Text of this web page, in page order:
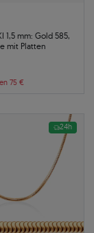
1,5 mm: Gold 585,
mit Platten
75 €
24h